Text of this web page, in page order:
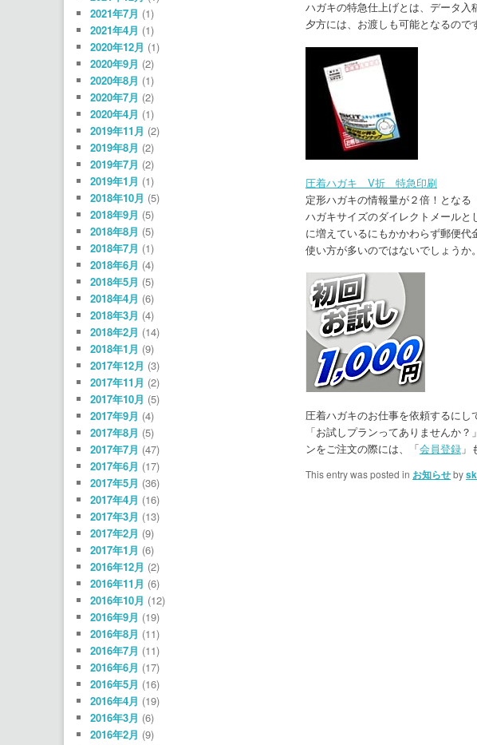
ハガキの特急仕上げとは、データ
夕方には、お渡しも可能となるので
圧着ハガキ V折 特急印刷
定形ハガキの情報量が２倍！とな
ハガキサイズのダイレクトメール
に増えているにもかかわらず郵便
使い方が多いのではないでしょうか。
圧着ハガキのお仕事を依頼するにし
「お試しプランってありませんか
ンをご注文の際には、「会員登録 」
This entry was posted in お知らせby
2021年7月 (1)
2021年4月 (1)
2020年12月 (1)
2020年9月 (2)
2020年8月 (1)
2020年7月 (2)
2020年4月 (1)
2019年11月 (2)
2019年8月 (2)
2019年7月 (2)
2019年1月 (1)
2018年10月 (5)
2018年9月 (5)
2018年8月 (5)
2018年7月 (1)
2018年6月 (4)
2018年5月 (5)
2018年4月 (6)
2018年3月 (4)
2018年2月 (14)
2018年1月 (9)
2017年12月 (3)
2017年11月 (2)
2017年10月 (5)
2017年9月 (4)
2017年8月 (5)
2017年7月 (47)
2017年6月 (17)
2017年5月 (36)
2017年4月 (16)
2017年3月 (13)
2017年2月 (9)
2017年1月 (6)
2016年12月 (2)
2016年11月 (6)
2016年10月 (12)
2016年9月 (19)
2016年8月 (11)
2016年7月 (11)
2016年6月 (17)
2016年5月 (16)
2016年4月 (19)
2016年3月 (6)
2016年2月 (9)